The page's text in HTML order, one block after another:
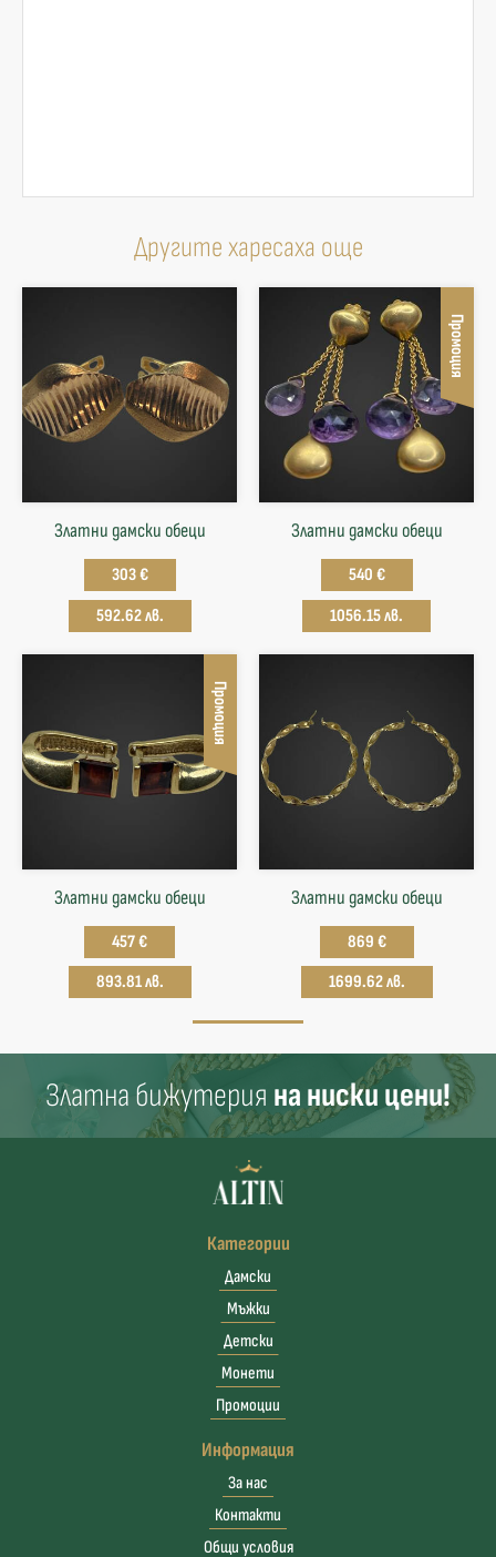
Другите харесаха още
Златни дамски обеци
303 €
592.62 лв.
Промоция
Златни дамски обеци
540 €
1056.15 лв.
Промоция
Златни дамски обеци
457 €
893.81 лв.
Златни дамски обеци
869 €
1699.62 лв.
Златна бижутерия на ниски цени!
Категории
Дамски
Мъжки
Детски
Монети
Промоции
Информация
За нас
Контакти
Общи условия